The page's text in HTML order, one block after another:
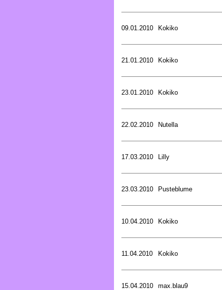
09.01.2010 Kokiko
21.01.2010 Kokiko
23.01.2010 Kokiko
22.02.2010 Nutella
17.03.2010 Lilly
23.03.2010 Pusteblume
10.04.2010 Kokiko
11.04.2010 Kokiko
15.04.2010 max.blau9